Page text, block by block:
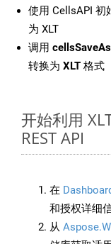
使用 CellsAPI 初
为 XLT
调用
转换为 XLT 格式
开始利用
REST API
在
和授权详细
从